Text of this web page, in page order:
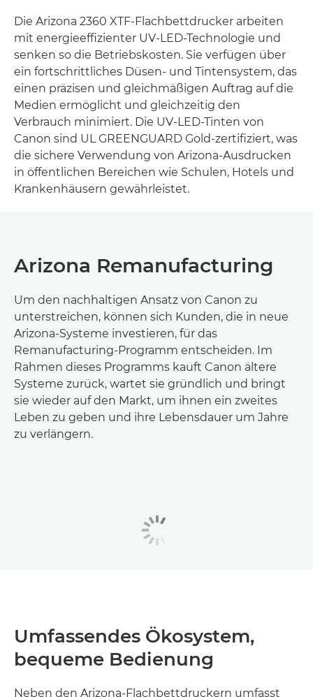
Die Arizona 2360 XTF-Flachbettdrucker arbeiten
mit energieeffizienter UV-LED-Technologie und
senken so die Betriebskosten. Sie verfügen über
ein fortschrittliches Düsen- und Tintensystem, das
einen präzisen und gleichmäßigen Auftrag auf die
Medien ermöglicht und gleichzeitig den
Verbrauch minimiert. Die UV-LED-Tinten von
Canon sind UL GREENGUARD Gold-zertifiziert, was
die sichere Verwendung von Arizona-Ausdrucken
in öffentlichen Bereichen wie Schulen, Hotels und
Krankenhäusern gewährleistet.
Arizona Remanufacturing
Um den nachhaltigen Ansatz von Canon zu
unterstreichen, können sich Kunden, die in neue
Arizona-Systeme investieren, für das
Remanufacturing-Programm entscheiden. Im
Rahmen dieses Programms kauft Canon ältere
Systeme zurück, wartet sie gründlich und bringt
sie wieder auf den Markt, um ihnen ein zweites
Leben zu geben und ihre Lebensdauer um Jahre
zu verlängern.
Umfassendes Ökosystem,
bequeme Bedienung
Neben den Arizona-Flachbettdruckern umfasst